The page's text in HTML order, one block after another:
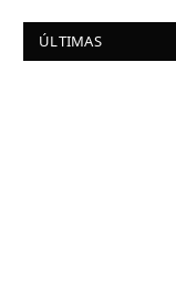
ÚLTIMAS